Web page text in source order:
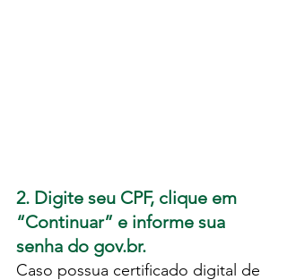
2. Digite seu CPF, clique em
“Continuar” e informe sua
senha do gov.br.
Caso possua certificado digital de